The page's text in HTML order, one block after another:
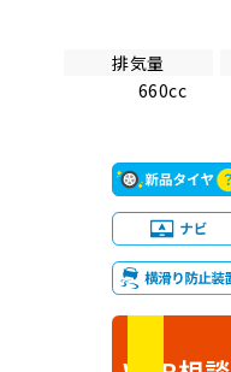
排気量
660cc